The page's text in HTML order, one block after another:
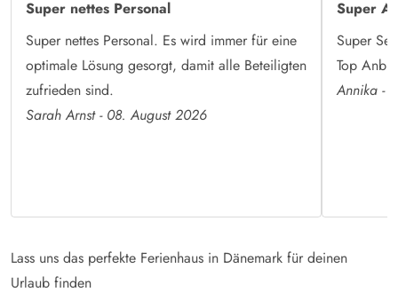
Super nettes Personal
Super nettes Personal. Es wird immer für eine
optimale Lösung gesorgt, damit alle Beteiligten
zufrieden sind.
Sarah Arnst - 08. August 2026
Super
Super
Top
Annika -
Lass uns das perfekte Ferienhaus in Dänemark für deinen
Urlaub finden